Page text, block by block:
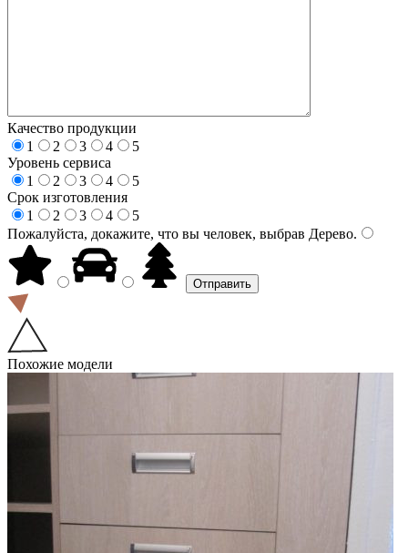
Качество продукции
1
2 3 4
5
Уровень сервиса
1
2 3 4
5
Срок изготовления
1
2 3 4
5
Пожалуйста, докажите, что вы человек, выбрав Дерево.
Похожие модели